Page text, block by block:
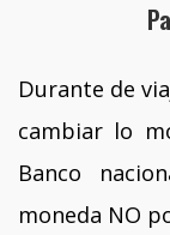
Durante de
cambiar lo
Banco
moneda NO